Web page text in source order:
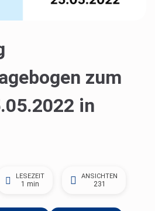
zum
in
LESEZEIT
1 min
ANSICHTEN
231